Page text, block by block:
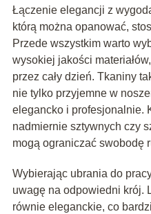
Łączenie elegancji z
którą można opanować,
Przede wszystkim warto
wysokiej jakości
przez cały dzień. Tkaniny
nie tylko przyjemne w
elegancko i profesjonalnie.
nadmiernie sztywnych czy
mogą ograniczać swobodę
Wybierając ubrania do
uwagę na odpowiedni krój.
równie eleganckie, co